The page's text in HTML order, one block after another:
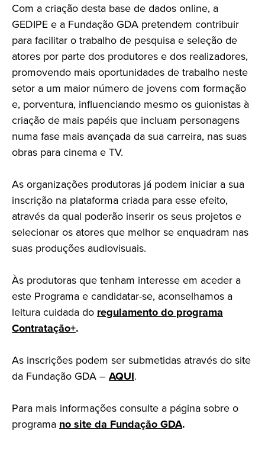
Com a criação desta base de dados online, a
GEDIPE e a Fundação GDA pretendem contribuir
para facilitar o trabalho de pesquisa e seleção de
atores por parte dos produtores e dos realizadores,
promovendo mais oportunidades de trabalho neste
setor a um maior número de jovens com formação
e, porventura, influenciando mesmo os guionistas à
criação de mais papéis que incluam personagens
numa fase mais avançada da sua carreira, nas suas
obras para cinema e TV.
As organizações produtoras já podem iniciar a sua
inscrição na plataforma criada para esse efeito,
através da qual poderão inserir os seus projetos e
selecionar os atores que melhor se enquadram nas
suas produções audiovisuais.
Às produtoras que tenham interesse em aceder a
este Programa e candidatar-se, aconselhamos a
leitura cuidada do regulamento do programa
Contratação+.
As inscrições podem ser submetidas através do site
da Fundação GDA –AQUI.
Para mais informações consulte a página sobre o
programa no site da Fundação GDA.